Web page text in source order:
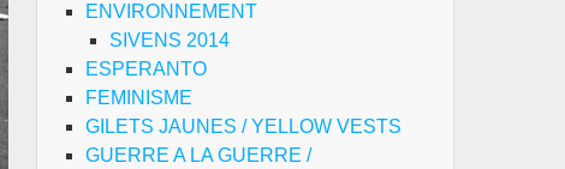
ENVIRONNEMENT
SIVENS 2014
ESPERANTO
FEMINISME
GILETS JAUNES / YELLOW VESTS
GUERRE A LA GUERRE /